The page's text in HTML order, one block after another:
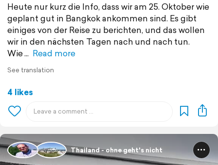
Heute nur kurz die Info, dass wir am 25. Oktober wie
geplant gut in Bangkok ankommen sind. Es gibt
einiges von der Reise zu berichten, und das wollen
wir in den nächsten Tagen nach und nach tun.
Wie
Read more
See translation
4 likes
Thailand - ohne geht's nicht